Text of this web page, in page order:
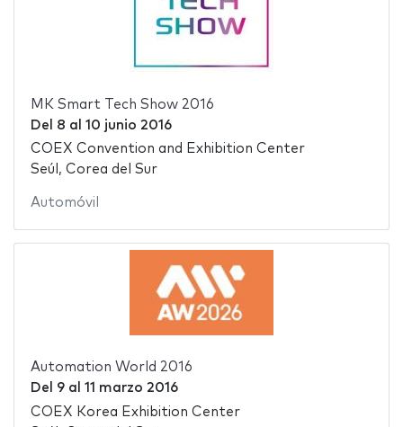
MK Smart Tech Show 2016
Del 8 al 10 junio 2016
COEX Convention and Exhibition Center
Seúl, Corea del Sur
Automóvil
Automation World 2016
Del 9al 11 marzo 2016
COEX Korea Exhibition Center